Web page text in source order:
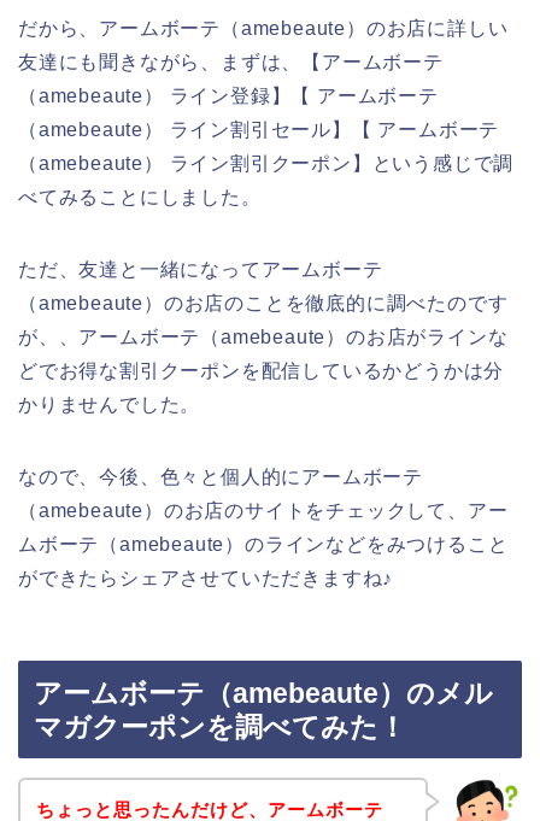
だから、アームボーテ（amebeaute）のお店に詳しい
友達にも聞きながら、まずは、【アームボーテ
（amebeaute） ライン登録】【 アームボーテ
（amebeaute） ライン割引セール】【 アームボーテ
（amebeaute） ライン割引クーポン】という感じで調
べてみることにしました。
ただ、友達と一緒になってアームボーテ
（amebeaute）のお店のことを徹底的に調べたのです
が、、アームボーテ（amebeaute）のお店がラインな
どでお得な割引クーポンを配信しているかどうかは分
かりませんでした。
なので、今後、色々と個人的にアームボーテ
（amebeaute）のお店のサイトをチェックして、アー
ムボーテ（amebeaute）のラインなどをみつけること
ができたらシェアさせていただきますね♪
アームボーテ（amebeaute）のメル
マガクーポンを調べてみた！
ちょっと思ったんだけど、アームボーテ